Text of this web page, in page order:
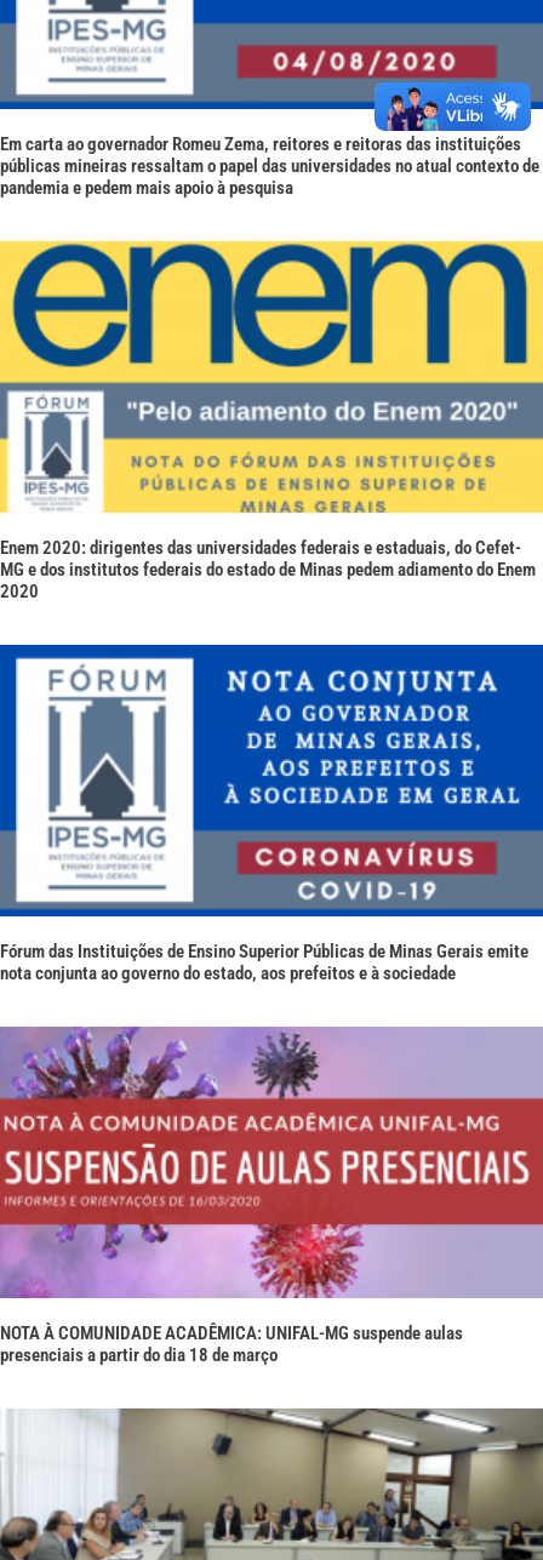
Em carta ao governador Romeu Zema, reitores e reitoras das instituições
públicas mineiras ressaltam o papel das universidades no atual contexto de
pandemia e pedem mais apoio à pesquisa
Enem 2020: dirigentes das universidades federais e estaduais, do Cefet-
MG e dos institutos federais do estado de Minas pedem adiamento do Enem
2020
Fórum das Instituições de Ensino Superior Públicas de Minas Gerais emite
nota conjunta ao governo do estado, aos prefeitos e à sociedade
NOTA À COMUNIDADE ACADÊMICA: UNIFAL-MG suspende aulas
presenciais a partir do dia 18 de março